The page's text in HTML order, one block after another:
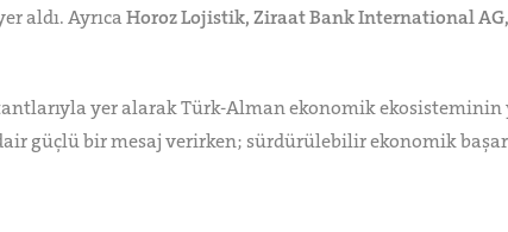
aldı. AyrıcaHoroz Lojistik, Ziraat Bank International
yer alarak Türk-Alman ekonomik
güçlü bir mesaj verirken; sürdürülebilir ekonomik